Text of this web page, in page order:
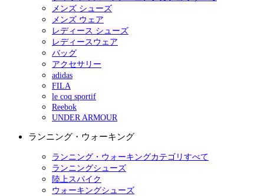
メンズ シューズ
メンズ ウェア
レディース シューズ
レディースウェア
バッグ
アクセサリー
adidas
FILA
le coq sportif
Reebok
UNDER ARMOUR
ランニング・ウォーキング
ランニング・ウォーキングカテゴリすべて
ランニングシューズ
陸上スパイク
ウォーキングシューズ